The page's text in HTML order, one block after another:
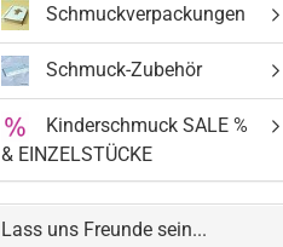
Schmuckverpackungen
Schmuck-Zubehör
Kinderschmuck SALE %
& EINZELSTÜCKE
Lass uns Freunde sein...